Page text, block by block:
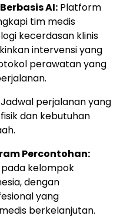
AI: Platform
tim medis
kecerdasan klinis
intervensi yang
perawatan yang
Jadwal perjalanan yang
dan kebutuhan
Percontohan:
kelompok
dengan
yang
berkelanjutan.